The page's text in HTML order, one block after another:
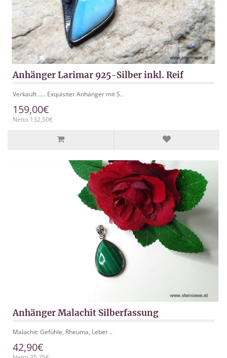
Anhänger Larimar 925-Silber inkl. Reif
Verkauft ..... Exquisiter Anhänger mit S..
159,00€
Netto 132,50€
Anhänger Malachit Silberfassung
Malachit: Gefühle, Rheuma, Leber ..
42,90€